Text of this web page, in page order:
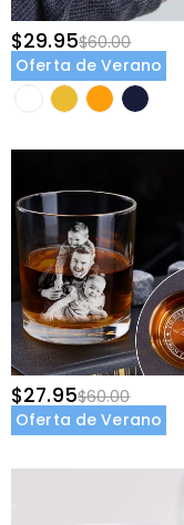
$29.95$60.00
Oferta de Verano
$27.95$60.00
Oferta de Verano